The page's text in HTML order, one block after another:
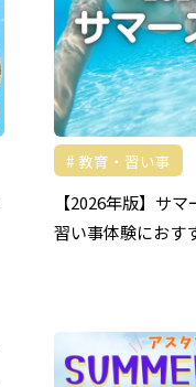
教育・習い事
【2026年版】サ
習い事体験におす